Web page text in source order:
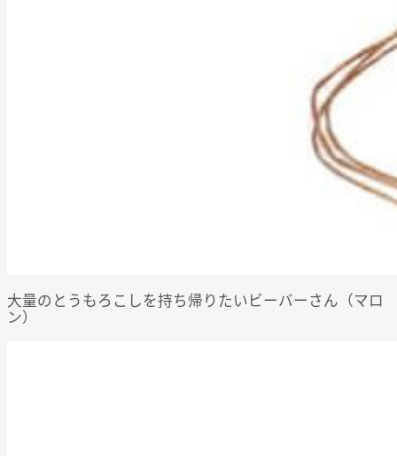
大量のとうもろこしを持ち帰りたいビーバーさん（マロ
ン）